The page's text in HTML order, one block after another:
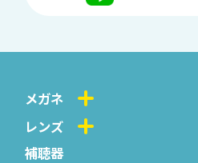
メガネ
レンズ
補聴器